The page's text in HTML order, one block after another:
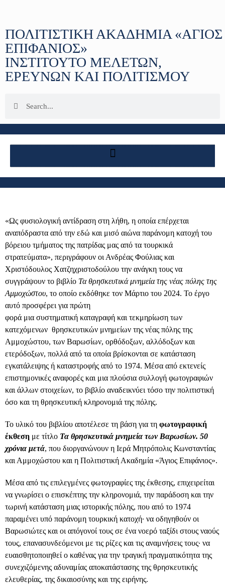
ΠΟΛΙΤΙΣΤΙΚΗ ΑΚΑΔΗΜΙΑ «ΑΓΙΟΣ
ΕΠΙΦΑΝΙΟΣ»
ΙΝΣΤΙΤΟΥΤΟ ΜΕΛΕΤΩΝ,
ΕΡΕΥΝΩΝ ΚΑΙ ΠΟΛΙΤΙΣΜΟΥ
«Ως φυσιολογική αντίδραση στη λήθη, η οποία επέρχεται
αναπόδραστα από την εδώ και μισό αιώνα παράνομη κατοχή του
βόρειου τμήματος της πατρίδας μας από τα τουρκικά
στρατεύματα», περιγράφουν οι Ανδρέας Φούλιας και
Χριστόδουλος Χατζηχριστοδούλου την ανάγκη τους να
συγγράψουν το βιβλίο Τα θρησκευτικά μνημεία της νέας πόλης της
Αμμοχώστου, το οποίο εκδόθηκε τον Μάρτιο του 2024. Το έργο
αυτό προσφέρει για πρώτη
φορά μια συστηματική καταγραφή και τεκμηρίωση των
κατεχόμενων θρησκευτικών μνημείων της νέας πόλης της
Αμμοχώστου, των Βαρωσίων, ορθόδοξων, αλλόδοξων και
ετερόδοξων, πολλά από τα οποία βρίσκονται σε κατάσταση
εγκατάλειψης ή καταστροφής από το 1974. Μέσα από εκτενείς
επιστημονικές αναφορές και μια πλούσια συλλογή φωτογραφιών
και άλλων στοιχείων, το βιβλίο αναδεικνύει τόσο την πολιτιστική
όσο και τη θρησκευτική κληρονομιά της πόλης.
Το υλικό του βιβλίου αποτέλεσε τη βάση για τη φωτογραφική
έκθεση με τίτλο Τα θρησκευτικά μνημεία των Βαρωσίων. 50
χρόνια μετά, που διοργανώνουν η Ιερά Μητρόπολις Κωνσταντίας
και Αμμοχώστου και η Πολιτιστική Ακαδημία «Άγιος Επιφάνιος».
Μέσα από τις επιλεγμένες φωτογραφίες της έκθεσης, επιχειρείται
να γνωρίσει ο επισκέπτης την κληρονομιά, την παράδοση και την
τωρινή κατάσταση μιας ιστορικής πόλης, που από το 1974
παραμένει υπό παράνομη τουρκική κατοχή· να οδηγηθούν οι
Βαρωσιώτες και οι απόγονοί τους σε ένα νοερό ταξίδι στους ναούς
τους, επανασυνδεόμενοι με τις ρίζες και τις αναμνήσεις τους· να
ευαισθητοποιηθεί ο καθένας για την τραγική πραγματικότητα της
συνεχιζόμενης αδυναμίας αποκατάστασης της θρησκευτικής
ελευθερίας, της δικαιοσύνης και της ειρήνης.